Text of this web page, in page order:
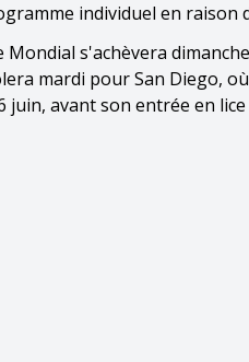
individuel en raison
s'achèvera
mardi pour San Diego,
avant son entrée en